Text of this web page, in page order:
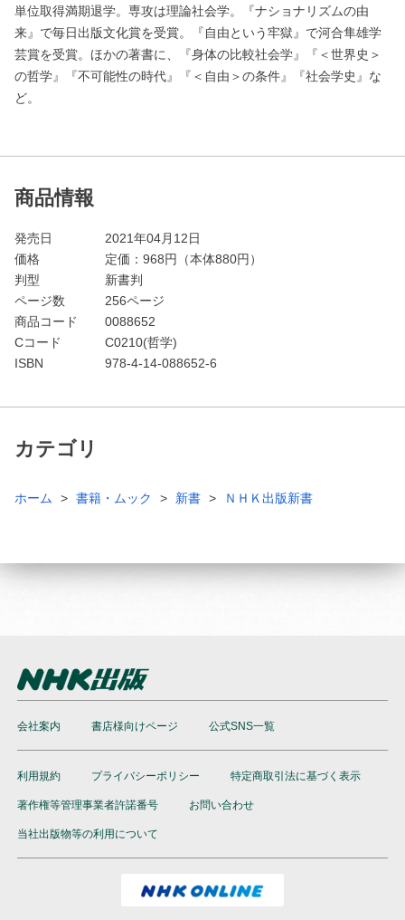
単位取得満期退学。専攻は理論社会学。『ナショナリズムの由
来』で毎日出版文化賞を受賞。『自由という牢獄』で河合隼雄学
芸賞を受賞。ほかの著書に、『身体の比較社会学』『＜世界史＞
の哲学』『不可能性の時代』『＜自由＞の条件』『社会学史』な
ど。
商品情報
発売日
2021年04月12日
価格
定価： 968円（本体880円）
判型
新書判
ページ数
256ページ
商品コード
0088652
Cコード
C0210(哲学)
ISBN
978-4-14-088652-6
カテゴリ
ホーム 書籍・ムック 新書 ＮＨＫ出版新書
会社案内 書店様向けページ 公式SNS一覧
利用規約 プライバシーポリシー 特定商取引法に基づく表示
著作権等管理事業者許諾番号 お問い合わせ
当社出版物等の利用について